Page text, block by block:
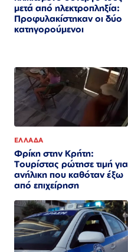
μετά από ηλεκτροπληξία:
Προφυλακίστηκαν οι δύο
κατηγορούμενοι
ΕΛΛΑΔΑ
Φρίκη στην Κρήτη:
Τουρίστας ρώτησε τιμή για
ανήλικη που καθόταν έξω
από επιχείρηση